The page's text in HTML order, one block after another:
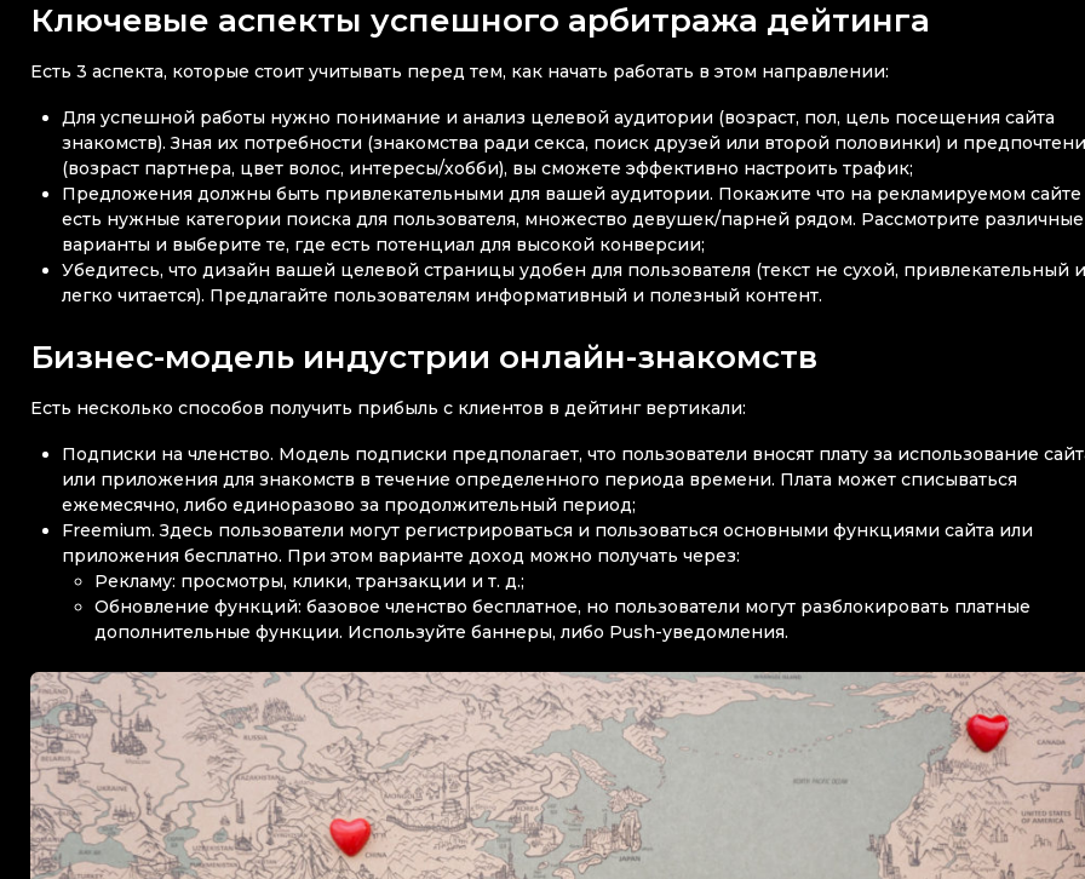
Ключевые аспекты успешного арбитража дейтинга
Есть 3 аспекта, которые стоит учитывать перед тем, как начать работать в этом направлении:
Для успешной работы нужно понимание и анализ целевой аудитории (возраст, пол, цель посещения сайта
знакомств). Зная их потребности (знакомства ради секса, поиск друзей или второй половинки) и
(возраст партнера, цвет волос, интересы/хобби), вы сможете эффективно настроить трафик;
Предложения должны быть привлекательными для вашей аудитории. Покажите что на рекламируемом сайте
есть нужные категории поиска для пользователя, множество девушек/парней рядом. Рассмотрите различные
варианты и выберите те, где есть потенциал для высокой конверсии;
Убедитесь, что дизайн вашей целевой страницы удобен для пользователя (текст не сухой, привлекательный
легко читается). Предлагайте пользователям информативный и полезный контент.
Бизнес-модель индустрии онлайн-знакомств
Есть несколько способов получить прибыль с клиентов в дейтинг вертикали:
Подписки на членство. Модель подписки предполагает, что пользователи вносят плату за использование
или приложения для знакомств в течение определенного периода времени. Плата может списываться
ежемесячно, либо единоразово за продолжительный период;
Freemium. Здесь пользователи могут регистрироваться и пользоваться основными функциями сайта или
приложения бесплатно. При этом варианте доход можно получать через:
Рекламу: просмотры, клики, транзакции и т. д.;
Обновление функций: базовое членство бесплатное, но пользователи могут разблокировать платные
дополнительные функции. Используйте баннеры, либо Push-уведомления.